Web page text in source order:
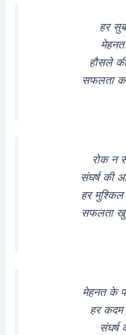
हर
मेहनत
हौसले
सफलता
रोक न
संघर्ष की
हर
सफलता
मेहनत के
हर कदम
संघर्ष